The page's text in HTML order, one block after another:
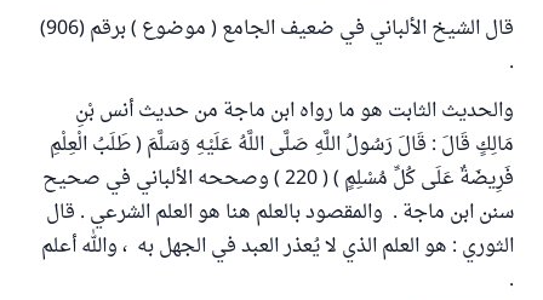
قال الشيخ الألباني في ضعيف الجامع ( موضوع ) برقم (906)
.
والحديث الثابت هو ما رواه ابن ماجة من حديث أنس بْنِ
مَالِكٍ قَالَ : قَالَ رَسُولُ اللَّهِ صَلَّى اللَّهُ عَلَيْهِ وَسَلَّمَ ( طَلَبُ الْعِلْمِ
فَرِيضَةٌ عَلَى كُلِّ مُسْلِمٍ ) ( 220 ) وصححه الألباني في صحيح
سنن ابن ماجة . والمقصود بالعلم هنا هو العلم الشرعي . قال
الثوري : هو العلم الذي لا يُعذر العبد في الجهل به ، والله أعلم
.